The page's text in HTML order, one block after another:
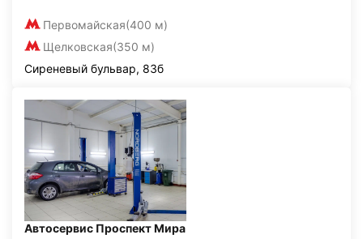
Первомайская(400 м)
Щелковская(350 м)
Сиреневый бульвар, 83б
Автосервис Проспект Мира